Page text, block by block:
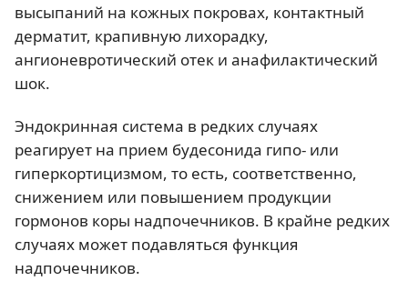
высыпаний на кожных покровах, контактный
дерматит, крапивную лихорадку,
ангионевротический отек и анафилактический
шок.
Эндокринная система в редких случаях
реагирует на прием будесонида гипо- или
гиперкортицизмом, то есть, соответственно,
снижением или повышением продукции
гормонов коры надпочечников. В крайне редких
случаях может подавляться функция
надпочечников.